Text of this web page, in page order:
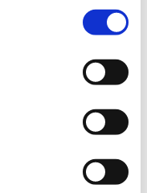
til anmeldelse
støtte.
…
problemer